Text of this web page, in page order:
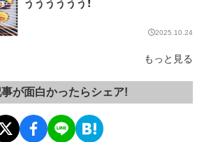
うううううう！
2025.10.24
もっと見る
が面白かったらシェア!